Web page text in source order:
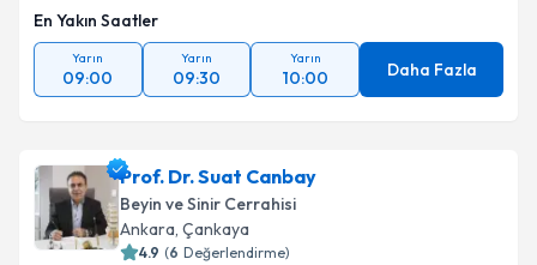
En Yakın Saatler
Yarın
09:00
Yarın
09:30
Yarın
10:00 Daha Fazla
Prof. Dr. Suat Canbay
Beyin ve Sinir Cerrahisi
Ankara, Çankaya
4.9 (6 Değerlendirme)